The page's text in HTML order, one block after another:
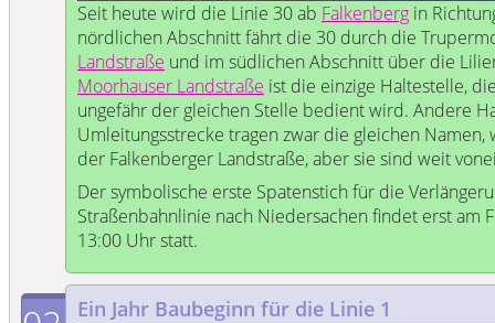
Seit heute wird die Linie 30 ab Falkenberg in
nördlichen Abschnitt fährt die 30 durch die
Landstraße und im südlichen Abschnitt über die
Moorhauser Landstraße ist die einzige Haltestelle,
ungefähr der gleichen Stelle bedient wird. Andere
Umleitungsstrecke tragen zwar die gleichen
der Falkenberger Landstraße, aber sie sind weit
Der symbolische erste Spatenstich für die
Straßenbahnlinie nach Niedersachen findet erst am
13:00 Uhr statt.
Ein Jahr Baubeginn für die Linie 1